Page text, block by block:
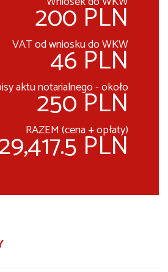
200 PLN
VAT od wniosku do WKW
46 PLN
aktu notarialnego - około
250 PLN
RAZEM (cena + opłaty)
PLN